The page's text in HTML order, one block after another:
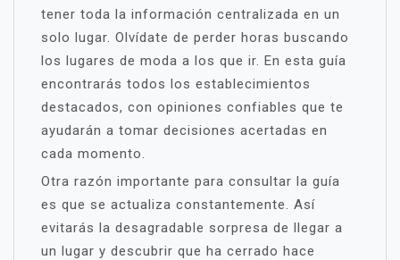
tener toda la información centralizada en un
solo lugar. Olvídate de perder horas buscando
los lugares de moda a los que ir. En esta guía
encontrarás todos los establecimientos
destacados, con opiniones confiables que te
ayudarán a tomar decisiones acertadas en
cada momento.
Otra razón importante para consultar la guía
es que se actualiza constantemente. Así
evitarás la desagradable sorpresa de llegar a
un lugar y descubrir que ha cerrado hace